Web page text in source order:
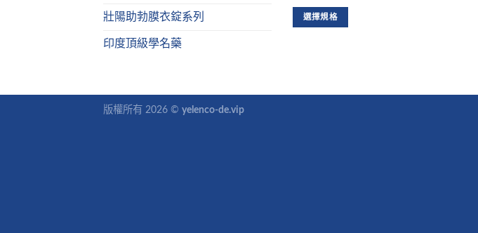
壯陽助勃膜衣錠系列
印度頂級學名藥
選擇規格
版權所有 2026 © yelenco-de.vip